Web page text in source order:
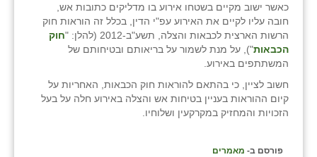
כאשר ישוב מקיים בשטחו אירוע בו מדליקים כתובות אש,
חובה עליו לקיים את האירוע עפ"י הדין, בכלל זה הוראות חוק
הרשות הארצית לכבאות והצלה, תשע"ב-2012 (להלן: "
חוק
הכבאות"), על מנת לשמור על בריאותם ובטיחותם של
המשתתפים באירוע.
חשוב לציין, כי בהתאם להוראות חוק הכבאות, האחריות על
קיום ההוראות בעניין בטיחות אש והצלה באירוע חלה על בעל
הזכויות והמחזיק במקרקעין ושלוחיו.
פורסם ב- מאמרים